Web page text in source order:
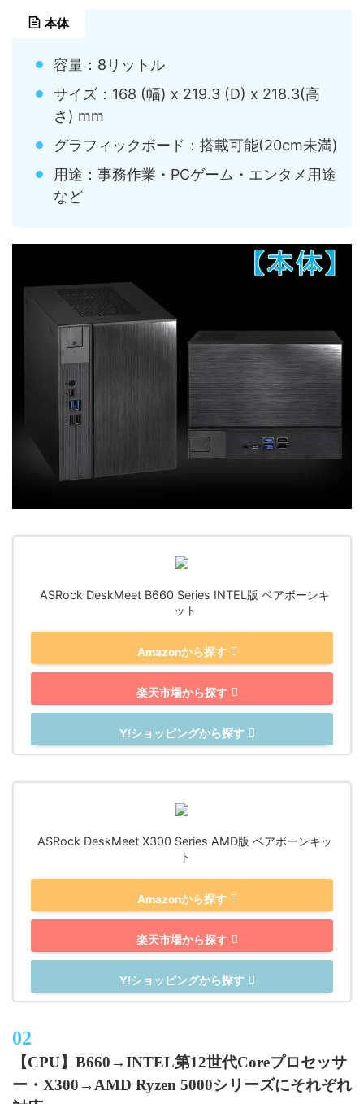
本体
容量：8リットル
サイズ：168 (幅) x 219.3 (D) x 218.3(高
さ) mm
グラフィックボード：搭載可能(20cm未満)
用途：事務作業・PCゲーム・エンタメ用途
など
ASRock DeskMeet B660 Series INTEL版 ベアボーンキ
ット
Amazonから探す
楽天市場から探す
Y!ショッピングから探す
ASRock DeskMeet X300 Series AMD版 ベアボーンキッ
ト
Amazonから探す
楽天市場から探す
Y!ショッピングから探す
【CPU】B660→INTEL第12世代Coreプロセッサ
ー・X300→AMD Ryzen 5000シリーズにそれぞれ